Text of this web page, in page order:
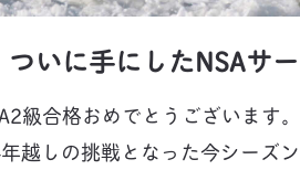
ついに手にしたNSAサ
級合格おめでとうございます
越しの挑戦となった今シーズ